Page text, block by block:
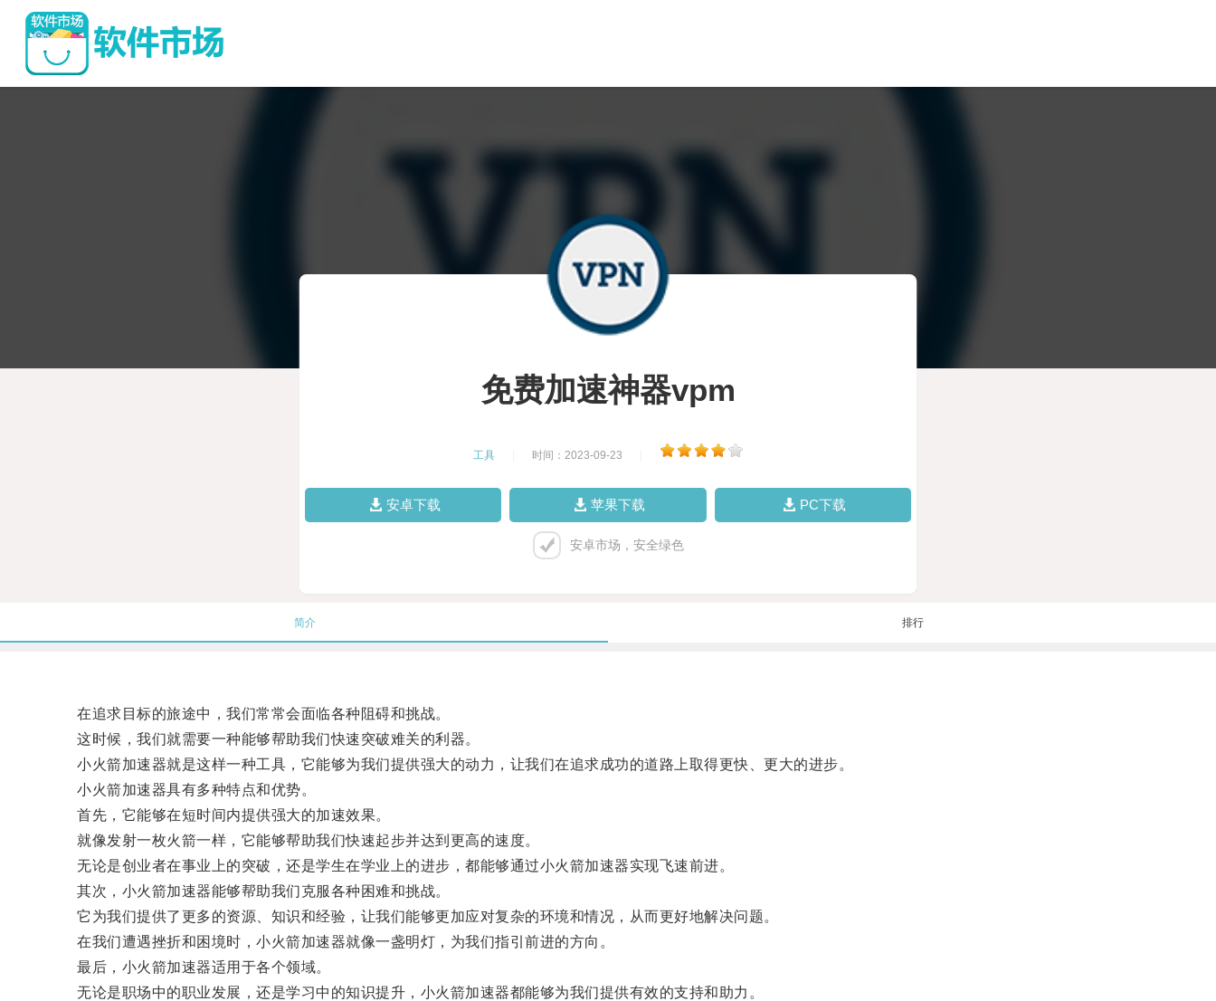
免费加速神器vpm
工具 时间：2023-09-23
安卓下载 苹果下载 PC下载
安卓市场，安全绿色
简介 排行
在追求目标的旅途中，我们常常会面临各种阻碍和挑战。
这时候，我们就需要一种能够帮助我们快速突破难关的利器。
小火箭加速器就是这样一种工具，它能够为我们提供强大的动力，让我们在追求成功的道路上取得更快、更大的进步。
小火箭加速器具有多种特点和优势。
首先，它能够在短时间内提供强大的加速效果。
就像发射一枚火箭一样，它能够帮助我们快速起步并达到更高的速度。
无论是创业者在事业上的突破，还是学生在学业上的进步，都能够通过小火箭加速器实现飞速前进。
其次，小火箭加速器能够帮助我们克服各种困难和挑战。
它为我们提供了更多的资源、知识和经验，让我们能够更加应对复杂的环境和情况，从而更好地解决问题。
在我们遭遇挫折和困境时，小火箭加速器就像一盏明灯，为我们指引前进的方向。
最后，小火箭加速器适用于各个领域。
无论是职场中的职业发展，还是学习中的知识提升，小火箭加速器都能够为我们提供有效的支持和助力。